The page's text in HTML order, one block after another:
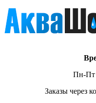
Пн-Пт
Заказы через